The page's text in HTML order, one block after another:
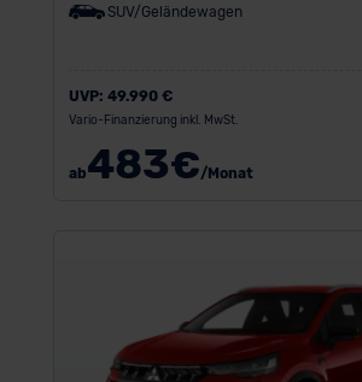
SUV/Geländewagen
UVP: 49.990 €
Vario-Finanzierung inkl. MwSt.
ab483€/Monat